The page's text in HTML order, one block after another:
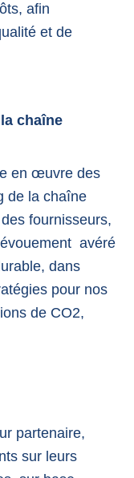
afin
et de
chaîne
en œuvre des
de la chaîne
fournisseurs,
avéré
dans
pour nos
de CO2,
partenaire,
sur leurs